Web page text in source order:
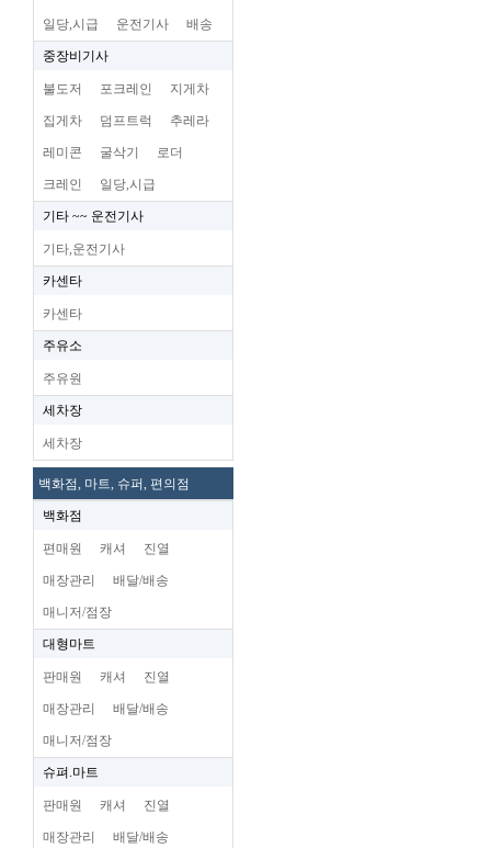
일당,시급 운전기사 배송
중장비기사
불도저 포크레인 지게차
집게차 덤프트럭 추레라
레미콘 굴삭기 로더
크레인 일당,시급
기타 ~~ 운전기사
기타,운전기사
카센타
카센타
주유소
주유원
세차장
세차장
백화점, 마트, 슈퍼, 편의점
백화점
편매원 캐셔 진열
매장관리 배달/배송
매니저/점장
대형마트
판매원 캐셔 진열
매장관리 배달/배송
매니저/점장
슈펴.마트
판매원 캐셔 진열
매장관리 배달/배송